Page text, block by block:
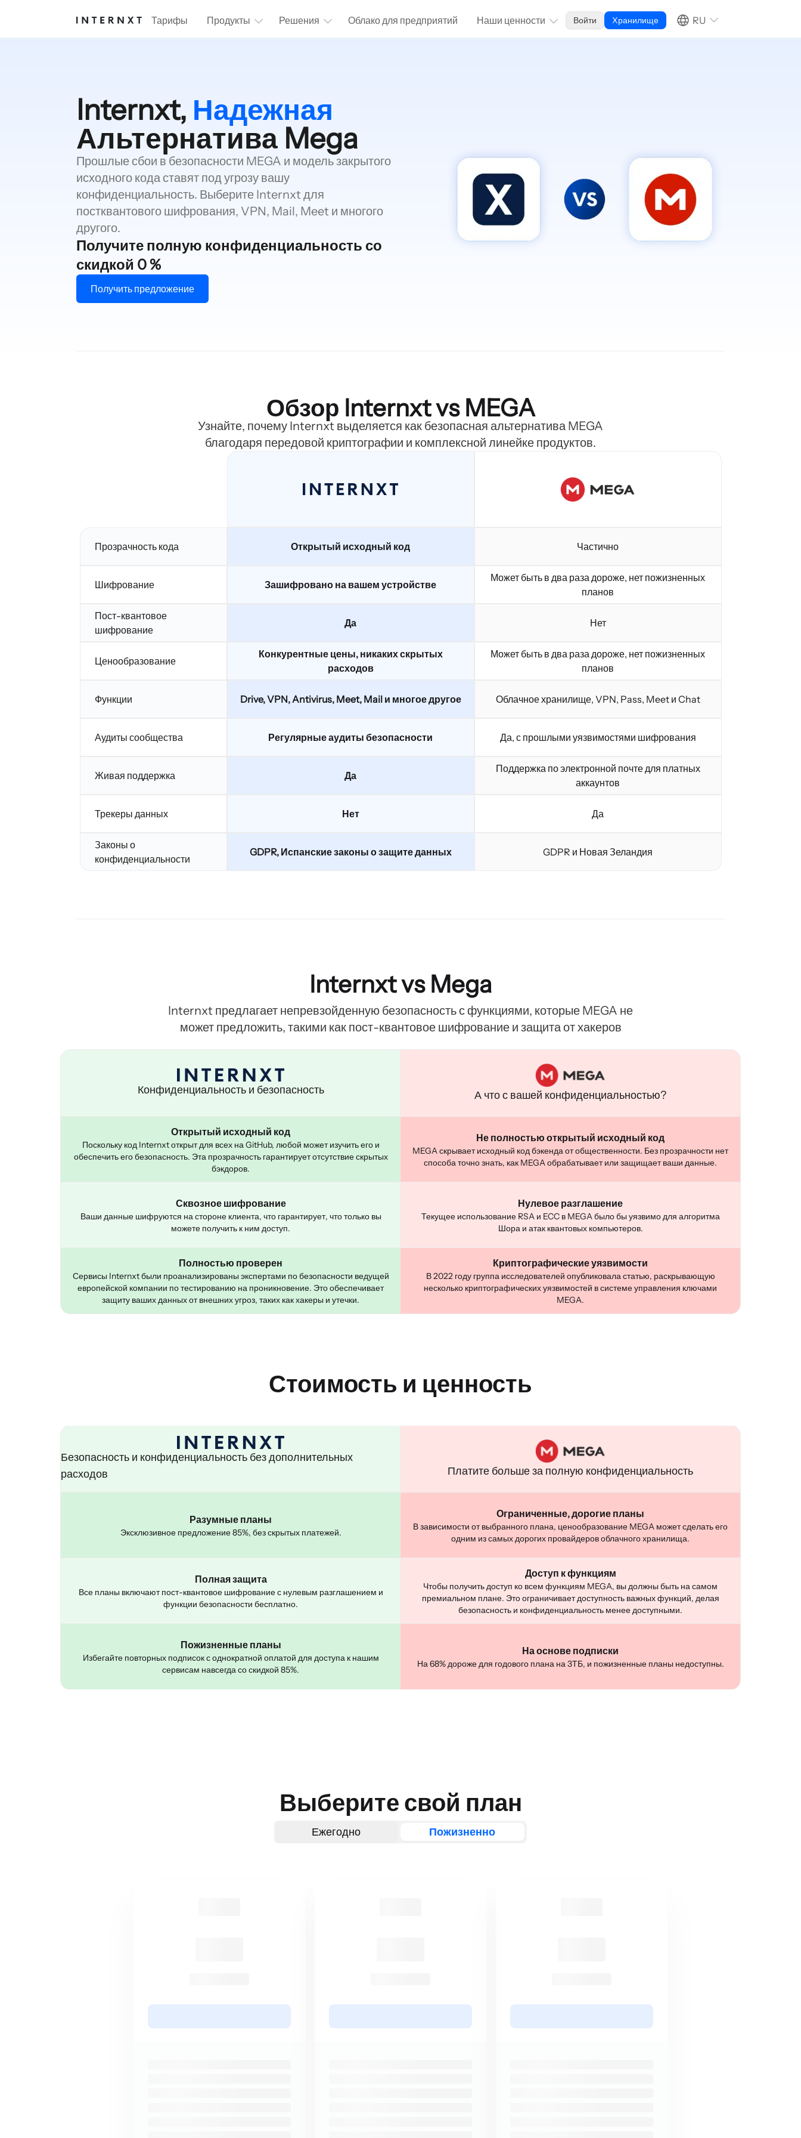
Тарифы Продукты Решения Облако для предприятий Наши ценности Войти Xранилище RU
Internxt, Надежная
Альтернатива Mega
Прошлые сбои в безопасности MEGA и модель закрытого
исходного кода ставят под угрозу вашу
конфиденциальность. Выберите Internxt для
постквантового шифрования, VPN, Mail, Meet и многого
другого.
Получите полную конфиденциальность со
скидкой 0 %
Получить предложение
Обзор Internxt vs MEGA
Узнайте, почему Internxt выделяется как безопасная альтернатива MEGA
благодаря передовой криптографии и комплексной линейке продуктов.
Прозрачность кода
Шифрование
Пост-квантовое
шифрование
Ценообразование
Функции
Аудиты сообщества
Живая поддержка
Трекеры данных
Законы о
конфиденциальности
Открытый исходный код Частично
Зашифровано на вашем устройстве
Может быть в два раза дороже, нет пожизненных
планов
Да Нет
Конкурентные цены, никаких скрытых
расходов
Может быть в два раза дороже, нет пожизненных
планов
Drive, VPN, Antivirus, Meet, Mail и многое другое Облачное хранилище, VPN, Pass, Meet и Chat
Регулярные аудиты безопасности Да, с прошлыми уязвимостями шифрования
Да
Поддержка по электронной почте для платных
аккаунтов
Нет Да
GDPR, Испанские законы о защите данных GDPR и Новая Зеландия
Internxt vs Mega
Internxt предлагает непревзойденную безопасность с функциями, которые MEGA не
может предложить, такими как пост-квантовое шифрование и защита от хакеров
Конфиденциальность и безопасность
Открытый исходный код
Поскольку код Internxt открыт для всех на GitHub, любой может изучить его и
обеспечить его безопасность. Эта прозрачность гарантирует отсутствие скрытых
бэкдоров.
Сквозное шифрование
Ваши данные шифруются на стороне клиента, что гарантирует, что только вы
можете получить к ним доступ.
Полностью проверен
Сервисы Internxt были проанализированы экспертами по безопасности ведущей
европейской компании по тестированию на проникновение. Это обеспечивает
защиту ваших данных от внешних угроз, таких как хакеры и утечки.
А что с вашей конфиденциальностью?
Не полностью открытый исходный код
MEGA скрывает исходный код бэкенда от общественности. Без прозрачности нет
способа точно знать, как MEGA обрабатывает или защищает ваши данные.
Нулевое разглашение
Текущее использование RSA и ECC в MEGA было бы уязвимо для алгоритма
Шора и атак квантовых компьютеров.
Криптографические уязвимости
В 2022 году группа исследователей опубликовала статью, раскрывающую
несколько криптографических уязвимостей в системе управления ключами
MEGA.
Стоимость и ценность
Безопасность и конфиденциальность без дополнительных
расходов
Разумные планы
Эксклюзивное предложение 85%, без скрытых платежей.
Полная защита
Все планы включают пост-квантовое шифрование с нулевым разглашением и
функции безопасности бесплатно.
Пожизненные планы
Избегайте повторных подписок с однократной оплатой для доступа к нашим
сервисам навсегда со скидкой 85%.
Платите больше за полную конфиденциальность
Ограниченные, дорогие планы
В зависимости от выбранного плана, ценообразование MEGA может сделать его
одним из самых дорогих провайдеров облачного хранилища.
Доступ к функциям
Чтобы получить доступ ко всем функциям MEGA, вы должны быть на самом
премиальном плане. Это ограничивает доступность важных функций, делая
безопасность и конфиденциальность менее доступными.
На основе подписки
На 68% дороже для годового плана на 3ТБ, и пожизненные планы недоступны.
Выберите свой план
Ежегодно Пожизненно